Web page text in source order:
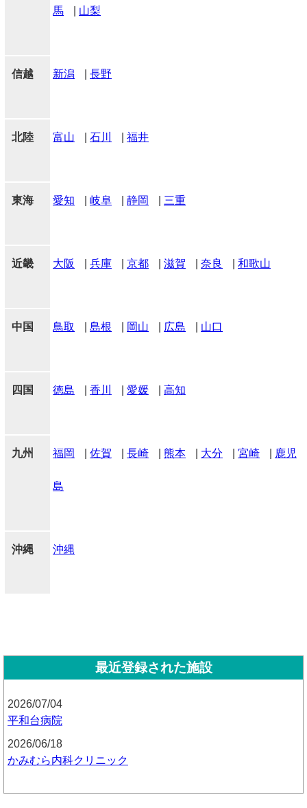
馬 山梨
信越 新潟 長野
北陸 富山 石川 福井
東海 愛知 岐阜 静岡 三重
近畿 大阪 兵庫 京都 滋賀 奈良 和歌山
中国 鳥取 島根 岡山 広島 山口
四国 徳島 香川 愛媛 高知
九州 福岡 佐賀 長崎 熊本 大分 宮崎 鹿児
島
沖縄 沖縄
最近登録された施設
2026/07/04
平和台病院
2026/06/18
かみむら内科クリニック